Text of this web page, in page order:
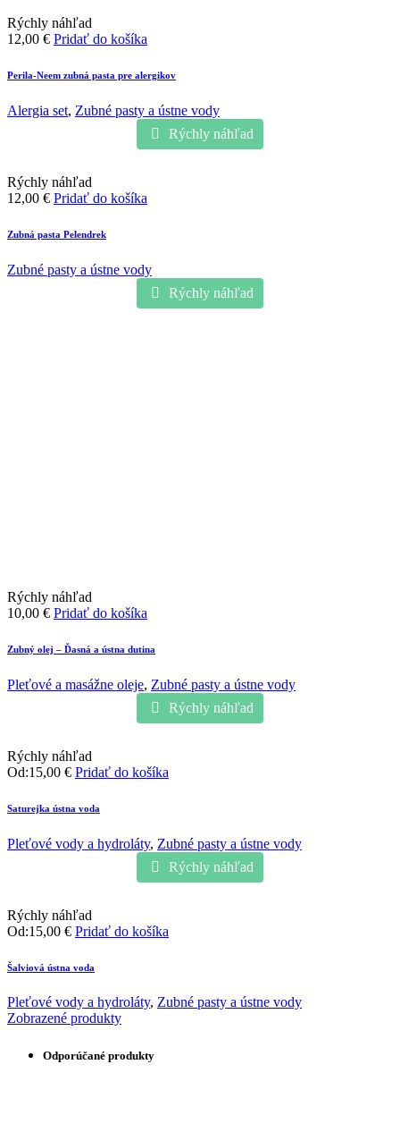
Rýchly náhľad
12,00 € Pridať do košíka
Perila-Neem zubná pasta pre alergikov
Alergia set, Zubné pasty a ústne vody
Rýchly náhľad
Rýchly náhľad
12,00 € Pridať do košíka
Zubná pasta Pelendrek
Zubné pasty a ústne vody
Rýchly náhľad
Rýchly náhľad
10,00 € Pridať do košíka
Zubný olej – Ďasná a ústna dutina
Pleťové a masážne oleje, Zubné pasty a ústne vody
Rýchly náhľad
Rýchly náhľad
Od:15,00 € Pridať do košíka
Saturejka ústna voda
Pleťové vody a hydroláty, Zubné pasty a ústne vody
Rýchly náhľad
Rýchly náhľad
Od:15,00 € Pridať do košíka
Šalviová ústna voda
Pleťové vody a hydroláty, Zubné pasty a ústne vody
Zobrazené produkty
Odporúčané produkty